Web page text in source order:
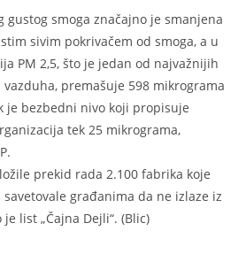
gustog smoga značajno je smanjena
sivim pokrivačem od smoga, a u
PM 2,5, što je jedan od najvažnijih
premašuje 598 mikrograma
je bezbedni nivo koji propisuje
tek 25 mikrograma,
prekid rada 2.100 fabrika koje
građanima da ne izlaze iz
list „Čajna Dejli“. (Blic)